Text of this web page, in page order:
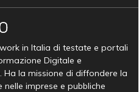
in Italia di testate e portali
Digitale e
Ha la missione di diffondere la
imprese e pubbliche